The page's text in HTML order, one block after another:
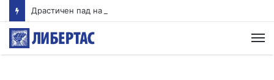
Драстичен пад на запишани првачиња годинава